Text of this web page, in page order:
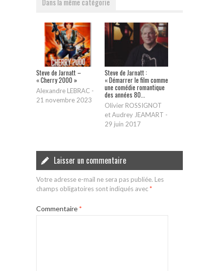
Steve de Jarnatt –
« Cherry 2000 »
Alexandre LEBRAC -
21 novembre 2023
Steve de Jarnatt :
« Démarrer le film comme
une comédie romantique
des années 80...
Olivier ROSSIGNOT
et Audrey JEAMART -
29 juin 2017
Laisser un commentaire
Votre adresse e-mail ne sera pas publiée. Les
champs obligatoires sont indiqués avec*
Commentaire*